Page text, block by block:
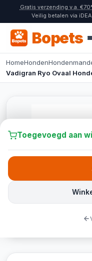
Gratis verzending v.a.
Veilig betalen via
Bopets
HomeHonden
Vadigran Ryo Ovaal
Toegevoegd aan